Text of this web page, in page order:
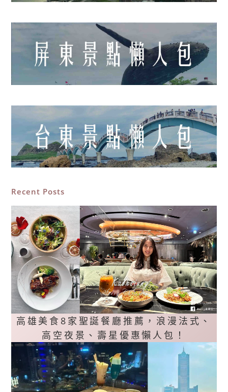
Recent Posts
高雄美食8家聖誕餐廳推薦，浪漫法式、
高空夜景、壽星優惠懶人包！